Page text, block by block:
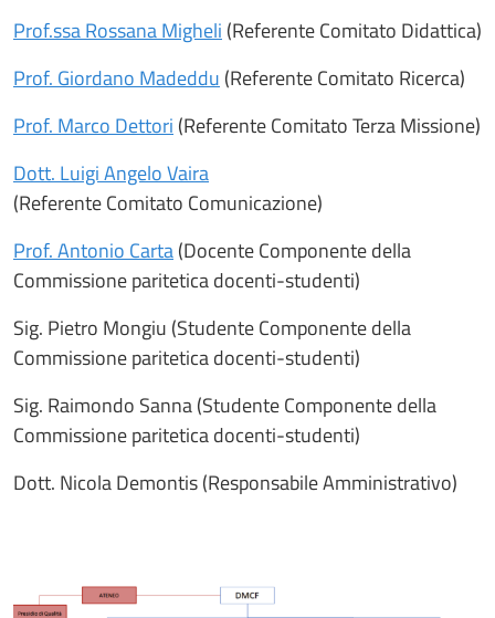
Prof.ssa Rossana Migheli (Referente Comitato Didattica)
Prof. Giordano Madeddu (Referente Comitato Ricerca)
Prof. Marco Dettori (Referente Comitato Terza Missione)
Dott. Luigi Angelo Vaira
(Referente Comitato Comunicazione)
Prof. Antonio Carta(Docente Componente della
Commissione paritetica docenti-studenti)
Sig. Pietro Mongiu (Studente Componente della
Commissione paritetica docenti-studenti)
Sig. Raimondo Sanna (Studente Componente della
Commissione paritetica docenti-studenti)
Dott. Nicola Demontis (Responsabile Amministrativo)